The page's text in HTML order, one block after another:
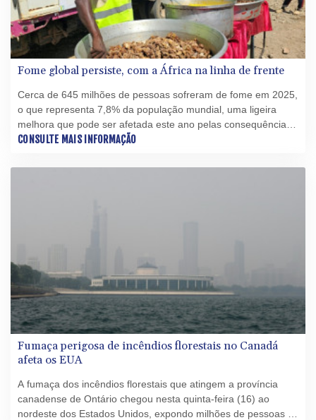
Fome global persiste, com a África na linha de frente
Cerca de 645 milhões de pessoas sofreram de fome em 2025,
o que representa 7,8% da população mundial, uma ligeira
melhora que pode ser afetada este ano pelas consequências
da guerra no Oriente Médio e pelas mudanças climáticas,
CONSULTE MAIS INFORMAÇÃO
Fumaça perigosa de incêndios florestais no Canadá
afeta os EUA
A fumaça dos incêndios florestais que atingem a província
canadense de Ontário chegou nesta quinta-feira (16) ao
nordeste dos Estados Unidos, expondo milhões de pessoas a